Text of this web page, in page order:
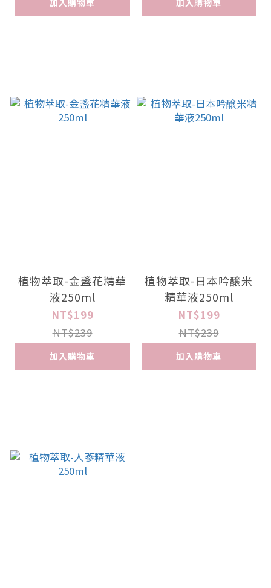
加入購物車 加入購物車
植物萃取-金盞花精華
液250ml
NT$199
NT$239
加入購物車
植物萃取-日本吟醸米
精華液250ml
NT$199
NT$239
加入購物車